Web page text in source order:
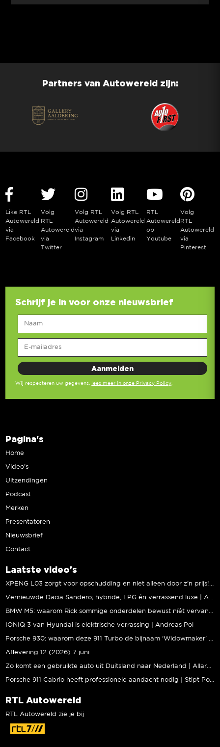
Partners van Autowereld zijn:
Like RTL
Autowereld
via
Facebook
Volg
RTL
Autowereld
via
Twitter
Volg RTL
Autowereld
via
Instagram
Volg RTL
Autowereld
via
Linkedin
RTL
Autowereld
op
Youtube
Volg
RTL
Autowereld
via
Pinterest
Schrijf je in voor onze nieuwsbrief
Wij respecteren uw gegevens, lees meer in onze Privacy Policy.
Pagina's
Home
Video’s
Uitzendingen
Podcast
Merken
Presentatoren
Nieuwsbrief
Contact
Laatste video's
XPENG L03 zorgt voor opschudding en niet alleen door z’n prijs! | Jeroen Mul
Vernieuwde Dacia Sandero; hybride, LPG én verrassend luxe | Andreas Pol
BMW M5: waarom Rick sommige onderdelen bewust níét vervangt | Stipt Polish Point
IONIQ 3 van Hyundai is elektrische verrassing | Andreas Pol
Porsche 930: waarom deze 911 Turbo de bijnaam ‘Widowmaker’ kreeg | Gallery Aaldering
Aflevering 12 (2026) 7 juni
Zo komt een gebruikte auto uit Duitsland naar Nederland | Allard Kalff
Porsche 911 Cabrio heeft professionele aandacht nodig | Stipt Polish Point
RTL Autowereld
RTL Autowereld zie je bij